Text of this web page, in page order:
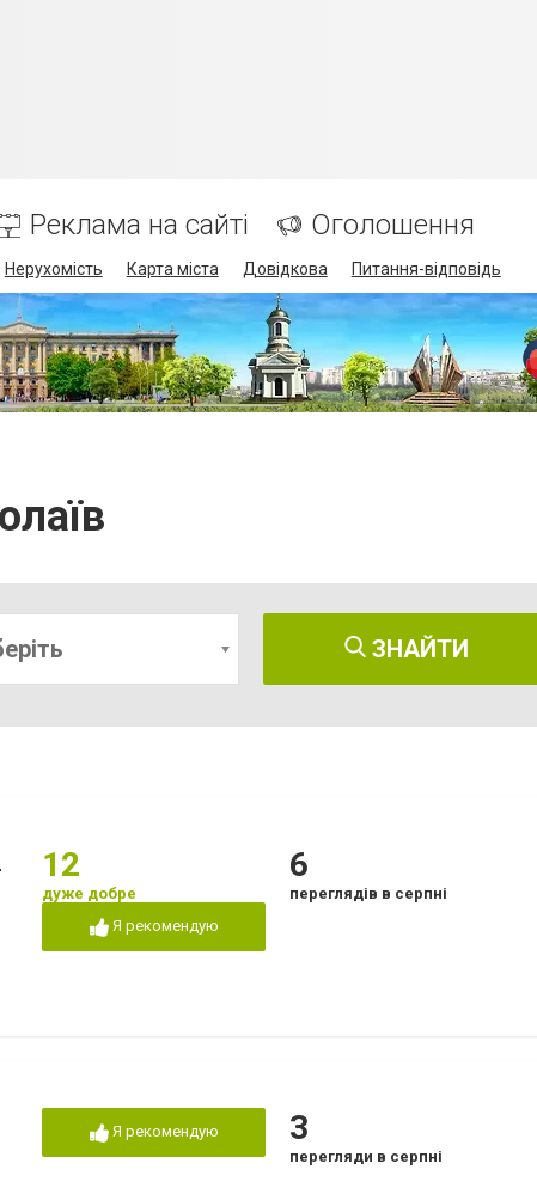
Реклама на сайті Оголошення
Нерухомість Карта міста Довідкова Питання-відповідь
ЗНАЙТИ
12
дуже добре
Я рекомендую
6
переглядів в серпні
Я рекомендую 3
перегляди в серпні